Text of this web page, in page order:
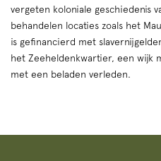
vergeten koloniale geschiedenis
behandelen locaties zoals het
is gefinancierd met
het Zeeheldenkwartier, een wijk
met een beladen verleden.